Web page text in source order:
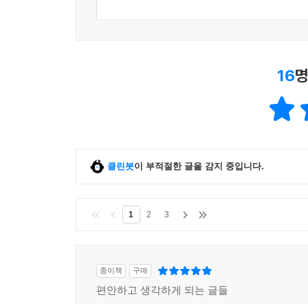
16
클린봇이 부적절한 글을 감지 중입니다.
1 2 3
종이책 구매
편안하고 생각하게 되는 글들